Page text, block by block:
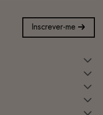
Inscrever-me